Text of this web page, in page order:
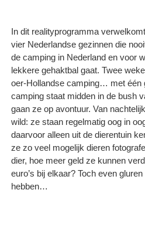
In dit realityprogramma
vier Nederlandse gezinnen die
de camping in Nederland en voor
lekkere gehaktbal gaat. Twee
oer-Hollandse camping… met één
camping staat midden in de bush
gaan ze op avontuur. Van
wild: ze staan regelmatig oog in
daarvoor alleen uit de dierentuin
ze zo veel mogelijk dieren
dier, hoe meer geld ze kunnen
euro’s bij elkaar? Toch even
hebben…